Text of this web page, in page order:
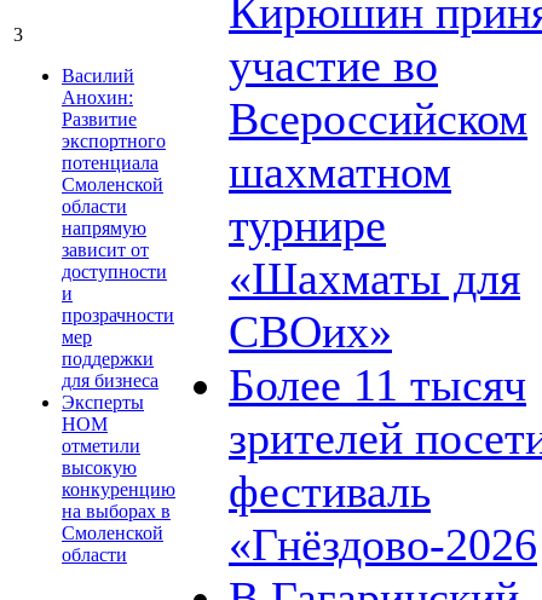
3
Василий
Анохин:
Развитие
экспортного
потенциала
Смоленской
области
напрямую
зависит от
доступности
и
прозрачности
мер
поддержки
для бизнеса
Эксперты
НОМ
отметили
высокую
конкуренцию
на выборах в
Смоленской
области
Кирюшин
участие во
Всероссийском
шахматном
турнире
«Шахматы для
СВОих»
Более 11 тысяч
зрителей
фестиваль
«Гнёздово-2026